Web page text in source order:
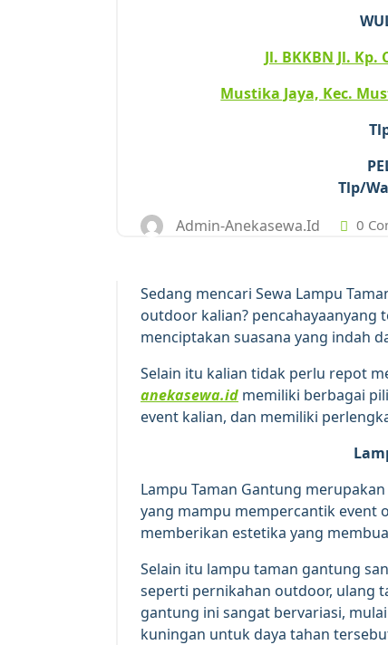
Jl. BKKBN Jl. Kp.
Mustika Jaya, Kec.
Tlp/
Admin-Anekasewa.id 0
Sedang mencari Sewa Lampu
outdoor kalian?
menciptakan suasana yang indah
Selain itu kalian tidak perlu repot
anekasewa.id memiliki berbagai
event kalian, dan memiliki
Lampu Taman Gantung
yang mampu mempercantik event
memberikan estetika yang
Selain itu lampu taman gantung
seperti pernikahan outdoor, ulang
gantung ini sangat bervariasi,
kuningan untuk daya tahan